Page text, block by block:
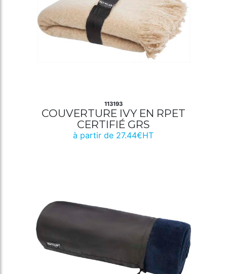
113193
COUVERTURE IVY EN RPET
CERTIFIÉ GRS
à partir de 27.44€HT